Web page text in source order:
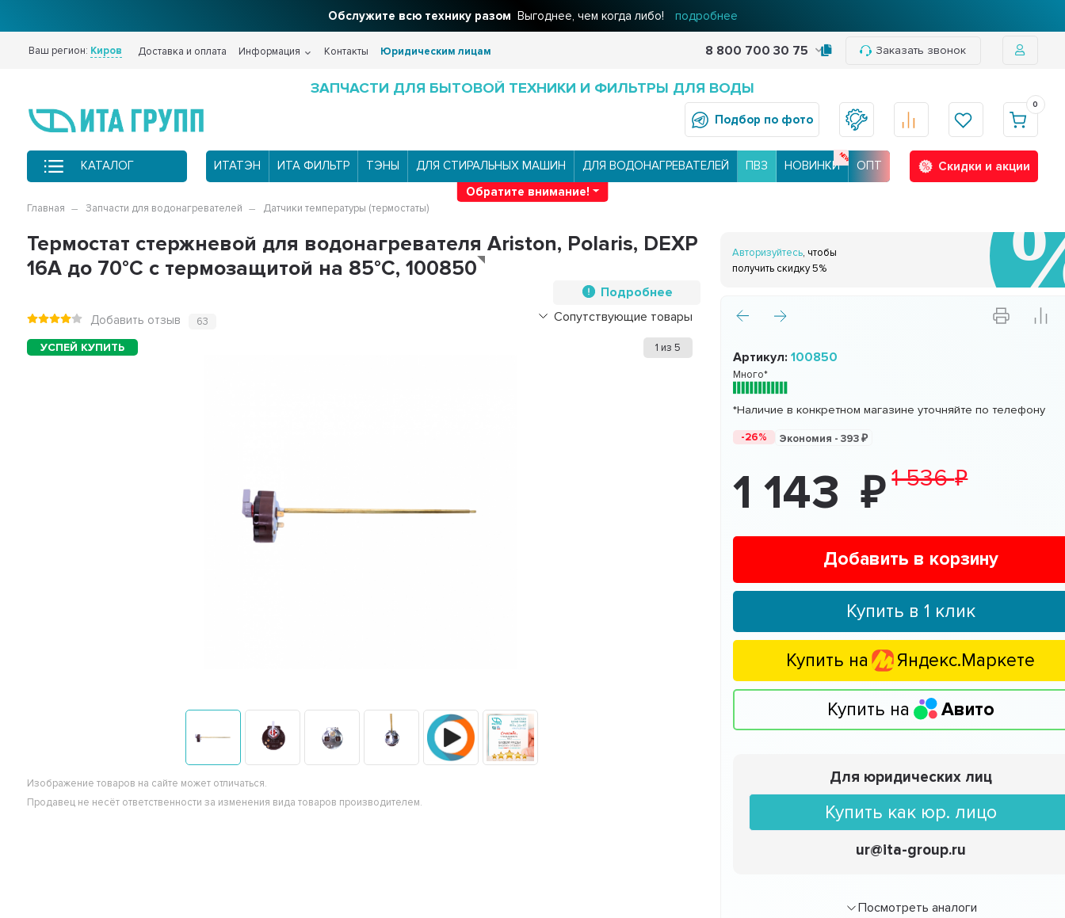
Обслужите всю технику разом Выгоднее, чем когда либо! подробнее
Ваш регион: Киров Доставка и оплата Информация Контакты Юридическим лицам 8 800 700 30 75 Заказать звонок
ЗАПЧАСТИ ДЛЯ БЫТОВОЙ ТЕХНИКИ И ФИЛЬТРЫ ДЛЯ ВОДЫ
Подбор по фото
0
КАТАЛОГ ИТАТЭН ИТА ФИЛЬТР ТЭНЫ ДЛЯ СТИРАЛЬНЫХ МАШИН ДЛЯ ВОДОНАГРЕВАТЕЛЕЙ ПВЗ НОВИНКИ ОПТ
Скидки и акции
Обратите внимание!
Главная Запчасти для водонагревателей Датчики температуры (термостаты)
Термостат стержневой для водонагревателя Ariston, Polaris, DEXP
16A до 70°С с термозащитой на 85°С, 100850
Подробнее
Сопутствующие товары
Добавить отзыв 63
1 из5
Изображение товаров на сайте может отличаться.
Продавец не несёт ответственности за изменения вида товаров производителем.
Авторизуйтесь, чтобы
получить скидку 5%
Артикул:100850
Много*
*Наличие в конкретном магазине уточняйте по телефону
-26% Экономия -393
1 143 1 536
Добавить в корзину
Купить в 1 клик
Купить на Яндекс.Маркете
Купить на Авито
Для юридических лиц
Купить как юр. лицо
ur@ita-group.ru
Посмотреть аналоги